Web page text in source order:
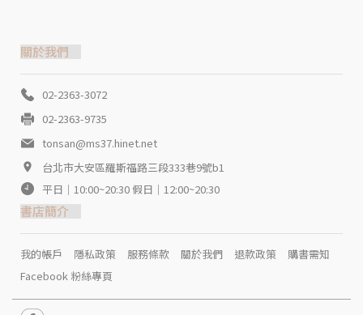
關於我們
02-2363-3072
02-2363-9735
tonsan@ms37.hinet.net
台北市大安區羅斯福路三段333巷9號b1
平日｜10:00~20:30 假日｜12:00~20:30
書店簡介
我的帳戶 隱私政策 服務條款 關於我們 退款政策
購書需知
Facebook 粉絲專頁